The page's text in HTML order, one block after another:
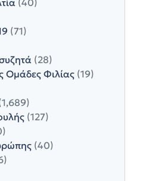
(71)
(28)
Ομάδες Φιλίας (19)
(127)
(40)